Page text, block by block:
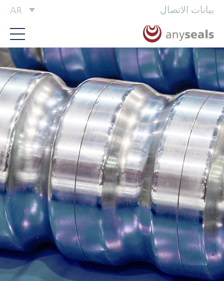
بيانات الاتصال AR